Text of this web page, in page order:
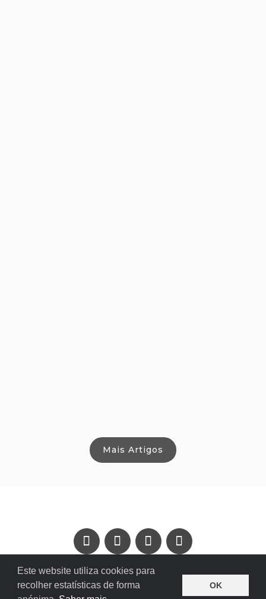
Mais Artigos
POLÍTICA DE PRIVACIDADE
© Teresa Damásio
Este website utiliza cookies para
recolher estatísticas de forma
OK